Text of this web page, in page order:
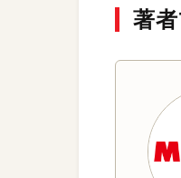
著